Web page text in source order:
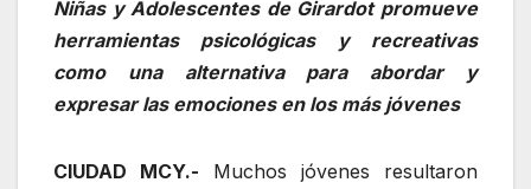
Niñas y Adolescentes de Girardot promueve
herramientas psicológicas y recreativas
como una alternativa para abordar y
expresar las emociones en los más jóvenes
CIUDAD MCY.- Muchos jóvenes resultaron